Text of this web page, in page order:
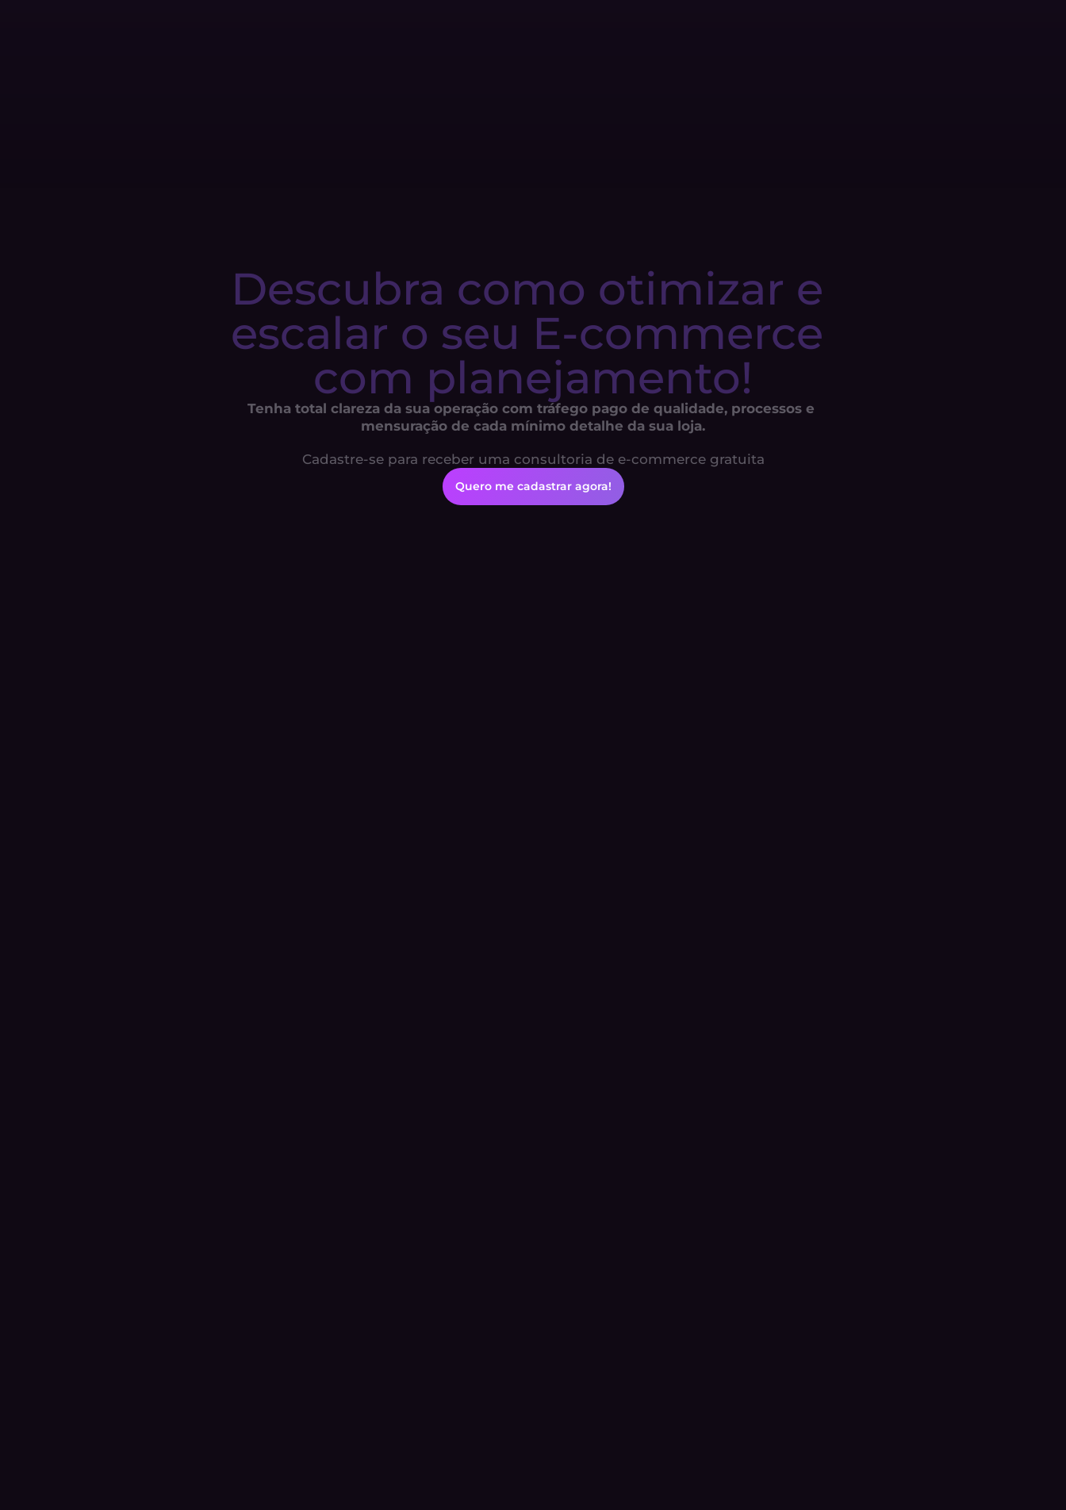
Descubra como otimizar e
escalar o seu E-commerce
com planejamento!
Tenha total clareza da sua operação com tráfego pago de qualidade, processos e
mensuração de cada mínimo detalhe da sua loja.
Cadastre-se para receber uma consultoria de e-commerce gratuita
Quero me cadastrar agora!